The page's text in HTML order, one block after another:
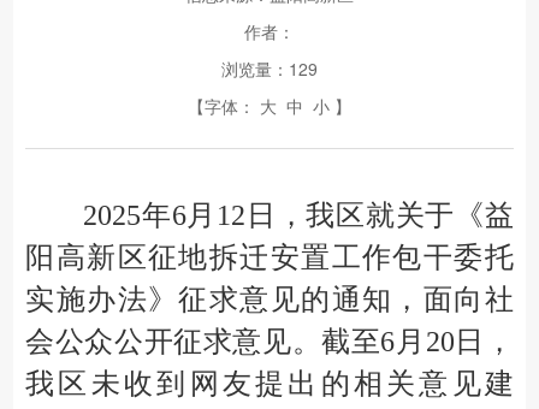
作者：
浏览量： 129
【字体： 大 中 小 】
2025年6月 12 日，我区就关于《益
阳高新区征地拆迁安置工作包干委托
实施办法》征求意见的通知 ， 面向社
会公众公开征求意见。截至6 月 20 日，
我 区 未收到网友提出的相关意见建